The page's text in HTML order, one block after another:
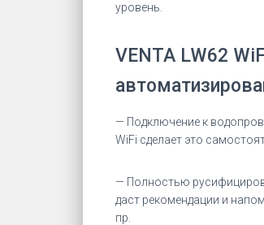
уровень.
VENTA LW62
— Подключение к
WiFi сделает это
— Полностью
даст рекомендации и
пр.